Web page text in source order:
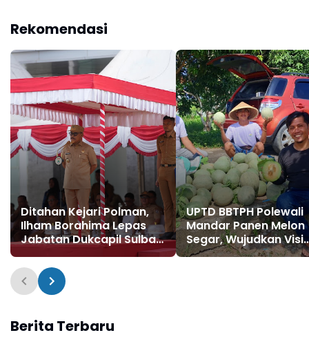
Rekomendasi
Ditahan Kejari Polman,
Ilham Borahima Lepas
Jabatan Dukcapil Sulbar,
Ini Respon SDK
UPTD BBTPH Polewali
Mandar Panen Melon
Segar, Wujudkan Visi
SDK-JSM
Berita Terbaru